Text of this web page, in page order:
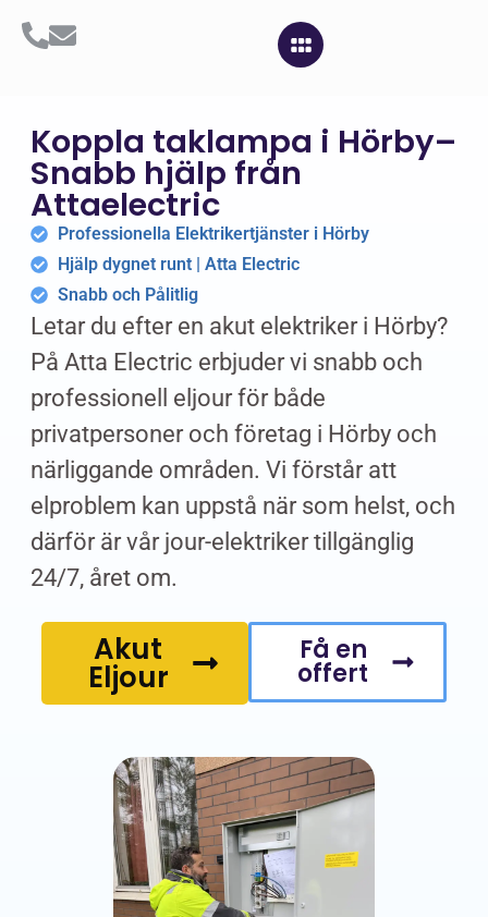
Koppla taklampa i Hörby–
Snabb hjälp från
Attaelectric
Professionella Elektrikertjänster i Hörby
Hjälp dygnet runt | Atta Electric
Snabb och Pålitlig
Letar du efter en akut elektriker i Hörby?
På Atta Electric erbjuder vi snabb och
professionell eljour för både
privatpersoner och företag i Hörby och
närliggande områden. Vi förstår att
elproblem kan uppstå när som helst, och
därför är vår jour-elektriker tillgänglig
24/7, året om.
Akut
Eljour
Få en
offert